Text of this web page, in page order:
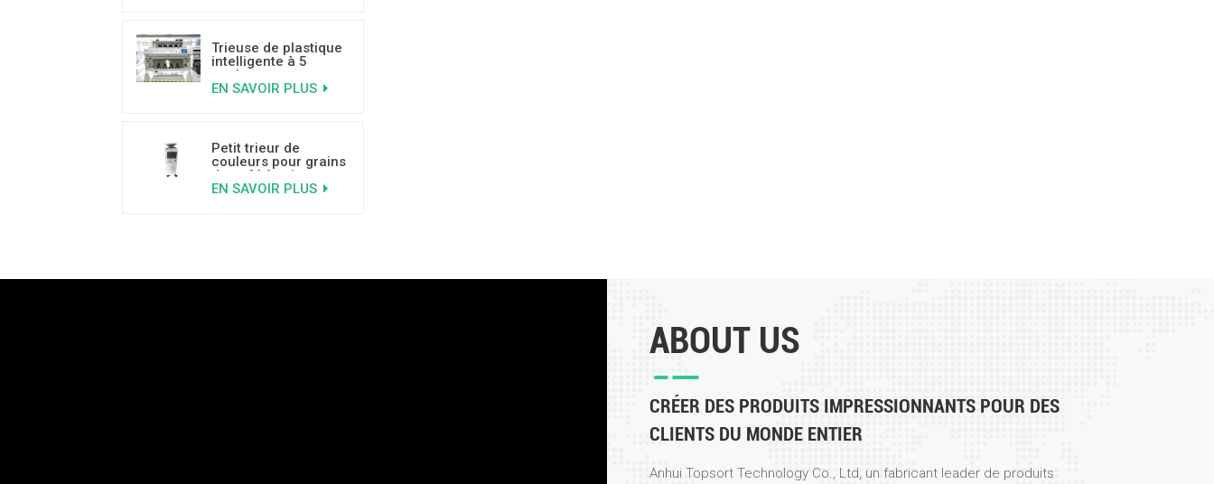
Trieuse de plastique
intelligente à 5
goulottes
EN SAVOIR PLUS
Petit trieur de
couleurs pour grains
de café à prix
abordable
EN SAVOIR PLUS
ABOUT US
CRÉER DES PRODUITS IMPRESSIONNANTS POUR DES
CLIENTS DU MONDE ENTIER
Anhui Topsort Technology Co., Ltd, un fabricant leader de produits